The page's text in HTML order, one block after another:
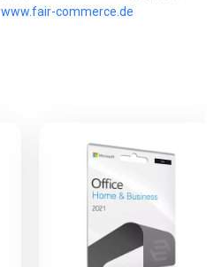
www.fair-commerce.de